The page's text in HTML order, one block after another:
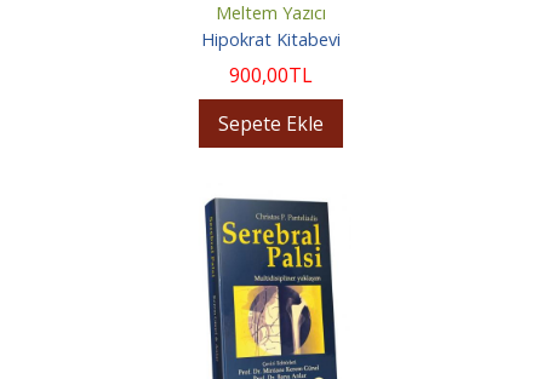
Meltem Yazıcı
Hipokrat Kitabevi
900,00TL
Sepete Ekle